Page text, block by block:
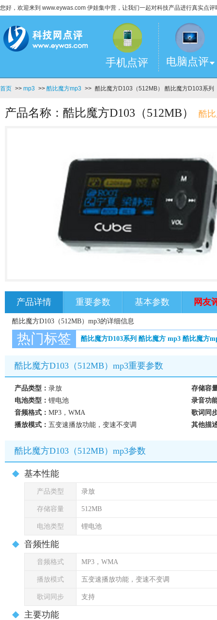
您好，欢迎来到 www.eywas.com 伊娃集中营，让我们一起对科技产品进行真实点评
手机点评 电脑点评
首页 >> mp3 >> 酷比魔方mp3 >> 酷比魔方D103（512MB） 酷比魔方D103系列
产品名称：酷比魔方D103（512MB） 酷
产品详情 重要参数 基本参数 网友
酷比魔方D103（512MB）mp3的详细信息
热门标签 酷比魔方D103系列 酷比魔方 mp3 酷比魔方
酷比魔方D103（512MB）mp3重要参数
产品类型： 录放
存储容
电池类型： 锂电池
录音功
音频格式： MP3，WMA
歌词同
播放模式： 五变速播放功能，变速不变调 其他描
酷比魔方D103（512MB）mp3参数
基本性能
产品类型 录放
存储容量 512MB
电池类型 锂电池
音频性能
音频格式 MP3，WMA
播放模式 五变速播放功能，变速不变调
歌词同步 支持
主要功能